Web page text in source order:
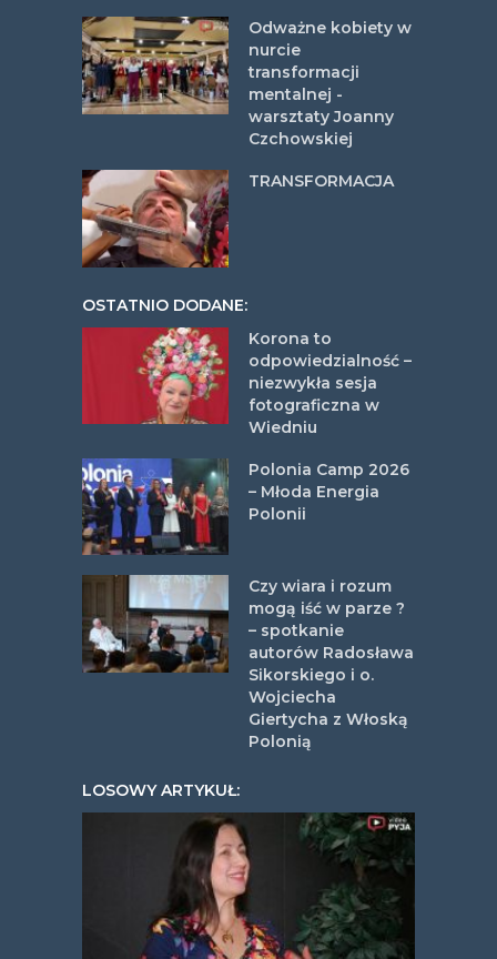
Odważne kobiety w
nurcie
transformacji
mentalnej -
warsztaty Joanny
Czchowskiej
TRANSFORMACJA
OSTATNIO DODANE:
Korona to
odpowiedzialność –
niezwykła sesja
fotograficzna w
Wiedniu
Polonia Camp 2026
– Młoda Energia
Polonii
Czy wiara i rozum
mogą iść w parze ?
– spotkanie
autorów Radosława
Sikorskiego i o.
Wojciecha
Giertycha z Włoską
Polonią
LOSOWY ARTYKUŁ: